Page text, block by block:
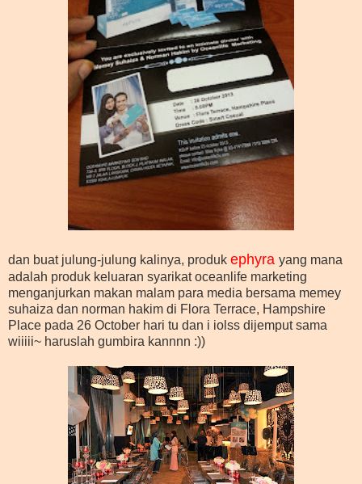
dan buat julung-julung kalinya, produk ephyra yang mana
adalah produk keluaran syarikat oceanlife marketing
menganjurkan makan malam para media bersama memey
suhaiza dan norman hakim di Flora Terrace, Hampshire
Place pada 26 October hari tu dan i iolss dijemput sama
wiiiii~ haruslah gumbira kannnn :))